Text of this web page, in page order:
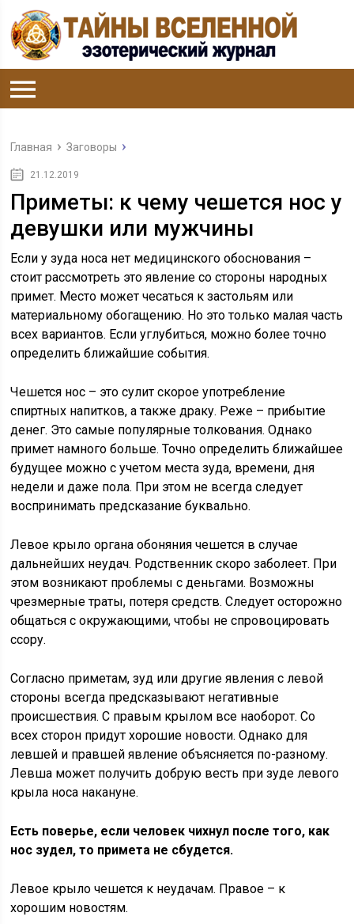
Главная Заговоры
21.12.2019
Приметы: к чему чешется нос у
девушки или мужчины
Если у зуда носа нет медицинского обоснования –
стоит рассмотреть это явление со стороны народных
примет. Место может чесаться к застольям или
материальному обогащению. Но это только малая часть
всех вариантов. Если углубиться, можно более точно
определить ближайшие события.
Чешется нос – это сулит скорое употребление
спиртных напитков, а также драку. Реже – прибытие
денег. Это самые популярные толкования. Однако
примет намного больше. Точно определить ближайшее
будущее можно с учетом места зуда, времени, дня
недели и даже пола. При этом не всегда следует
воспринимать предсказание буквально.
Левое крыло органа обоняния чешется в случае
дальнейших неудач. Родственник скоро заболеет. При
этом возникают проблемы с деньгами. Возможны
чрезмерные траты, потеря средств. Следует осторожно
общаться с окружающими, чтобы не спровоцировать
ссору.
Согласно приметам, зуд или другие явления с левой
стороны всегда предсказывают негативные
происшествия. С правым крылом все наоборот. Со
всех сторон придут хорошие новости. Однако для
левшей и правшей явление объясняется по-разному.
Левша может получить добрую весть при зуде левого
крыла носа накануне.
Есть поверье, если человек чихнул после того, как
нос зудел, то примета не сбудется.
Левое крыло чешется к неудачам. Правое – к
хорошим новостям.